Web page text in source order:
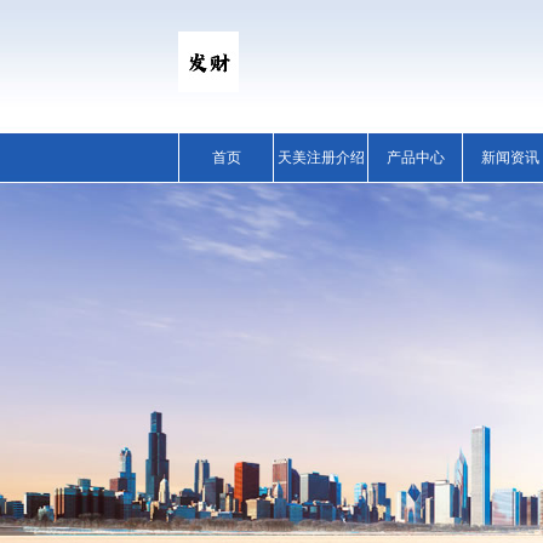
首页 天美注册介绍 产品中心 新闻资讯